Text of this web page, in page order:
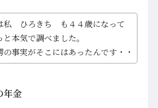
私 ひろきち も４４歳になって
と本気で調べました。
の事実がそこにはあったんです・・
年金